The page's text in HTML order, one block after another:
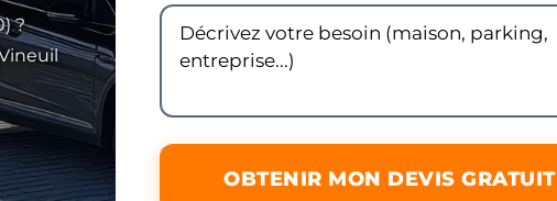
?
OBTENIR MON DEVIS GRATUIT